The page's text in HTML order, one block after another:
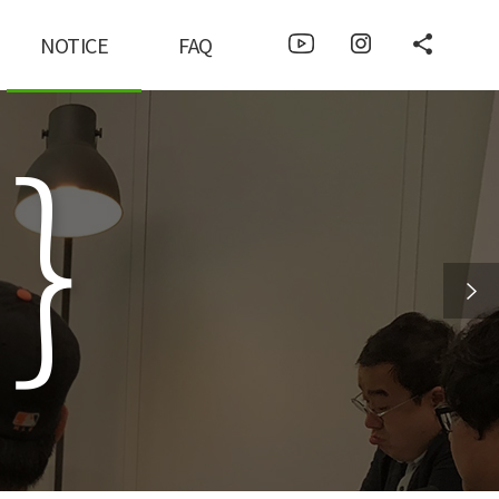
NOTICE FAQ